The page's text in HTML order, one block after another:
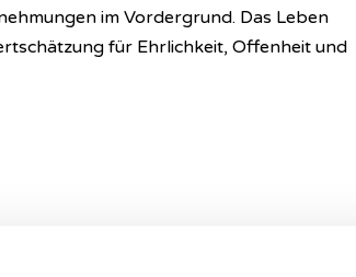
im Vordergrund. Das Leben
für Ehrlichkeit, Offenheit und